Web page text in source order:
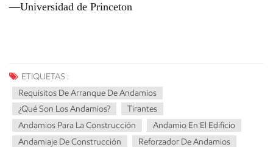
—Universidad de Princeton
ETIQUETAS :
Requisitos De Arranque De Andamios
¿Qué Son Los Andamios?
Tirantes
Andamios Para La Construcción
Andamio En El Edificio
Andamiaje De Construcción
Reforzador De Andamios